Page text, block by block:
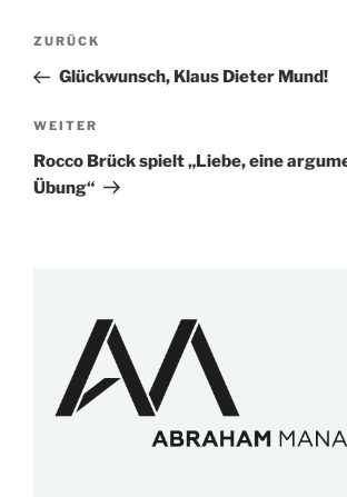
Beitragsnavigation
Vorheriger
Beitrag
ZURÜCK
Glückwunsch, Klaus Dieter Mund!
Nächster
Beitrag
WEITER
Rocco Brück spielt „Liebe, eine
Übung“